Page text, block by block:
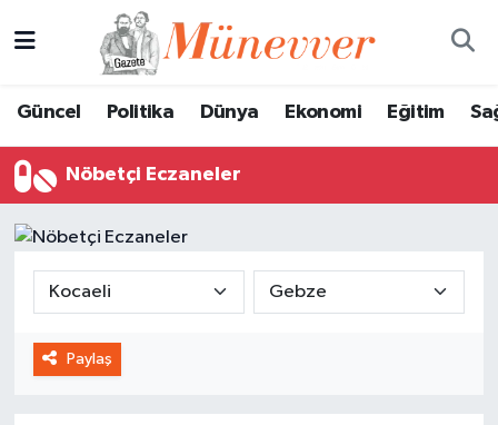
Güncel Politika Dünya Ekonomi Eğitim
Nöbetçi Eczaneler
Paylaş
Eğitim
Sağlık
Tüm Manşetler
Son Dakika Haberleri